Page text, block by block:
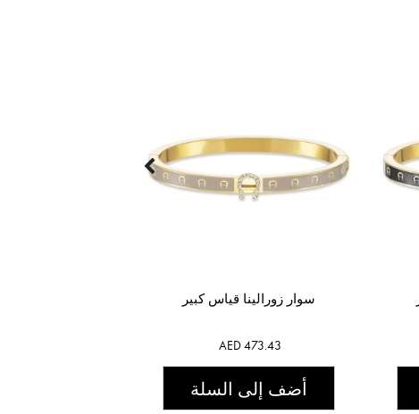
سوار زورالينا قياس كبير
AED 473.43
أضف إلى السلة